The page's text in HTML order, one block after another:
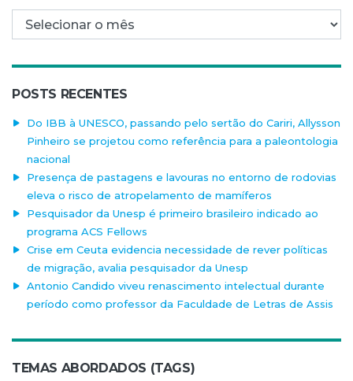
Arquivo mensal
POSTS RECENTES
Do IBB à UNESCO, passando pelo sertão do Cariri, Allysson
Pinheiro se projetou como referência para a paleontologia
nacional
Presença de pastagens e lavouras no entorno de rodovias
eleva o risco de atropelamento de mamíferos
Pesquisador da Unesp é primeiro brasileiro indicado ao
programa ACS Fellows
Crise em Ceuta evidencia necessidade de rever políticas
de migração, avalia pesquisador da Unesp
Antonio Candido viveu renascimento intelectual durante
período como professor da Faculdade de Letras de Assis
TEMAS ABORDADOS (TAGS)